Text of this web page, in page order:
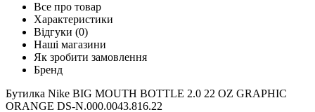
Все про товар
Характеристики
Відгуки (0)
Наші магазини
Як зробити замовлення
Бренд
Бутилка Nike BIG MOUTH BOTTLE 2.0 22 OZ GRAPHIC
ORANGE DS-N.000.0043.816.22